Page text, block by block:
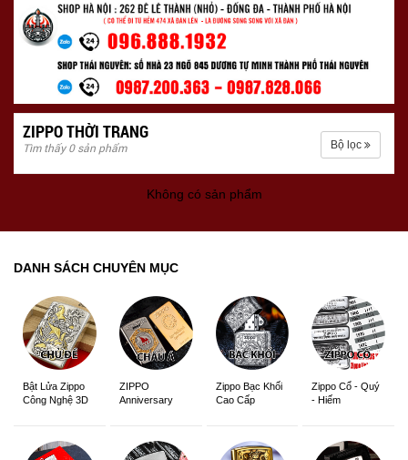
ZIPPO THỜI TRANG
Tìm thấy 0 sản phẩm Bộ lọc
Không có sản phẩm
DANH SÁCH CHUYÊN MỤC
Bật Lửa Zippo
Công Nghệ 3D
ZIPPO
Anniversary
Zippo Bạc Khối
Cao Cấp
Zippo Cổ - Quý
- Hiếm